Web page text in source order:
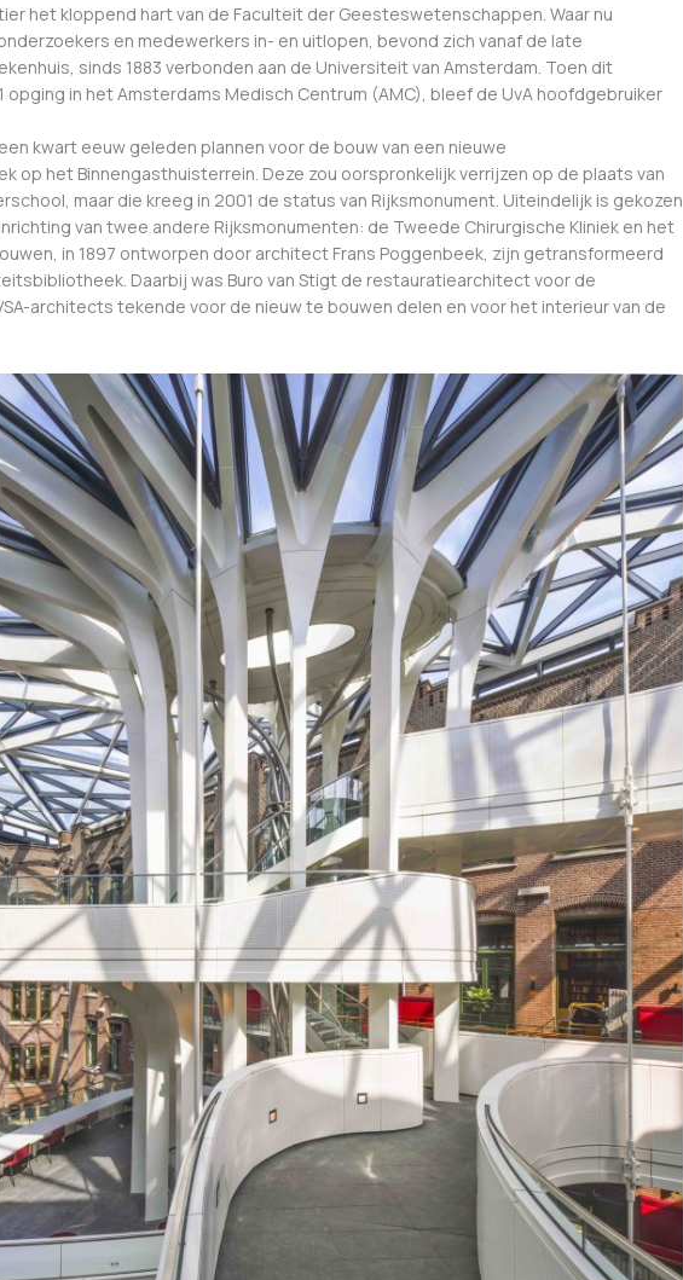
het kloppend hart van de Faculteit der Geesteswetenschappen. Waar nu
en medewerkers in- en uitlopen, bevond zich vanaf de late
sinds 1883 verbonden aan de Universiteit van Amsterdam. Toen dit
opging in het Amsterdams Medisch Centrum (AMC), bleef de UvA hoofdgebruiker
kwart eeuw geleden plannen voor de bouw van een nieuwe
op het Binnengasthuisterrein. Deze zou oorspronkelijk verrijzen op de plaats van
maar die kreeg in 2001 de status van Rijksmonument. Uiteindelijk is gekozen
van twee andere Rijksmonumenten: de Tweede Chirurgische Kliniek en het
in 1897 ontworpen door architect Frans Poggenbeek, zijn getransformeerd
Daarbij was Buro van Stigt de restauratiearchitect voor de
architects tekende voor de nieuw te bouwen delen en voor het interieur van de